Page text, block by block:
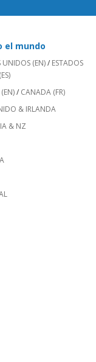
el mundo
UNIDOS (EN)/ ESTADOS
/ CANADA (FR)
& IRLANDA
& NZ